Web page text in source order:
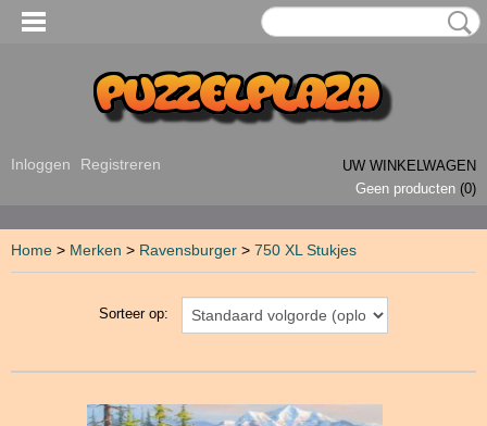
Inloggen Registreren
UW WINKELWAGEN
Geen producten (0)
Home > Merken > Ravensburger > 750 XL Stukjes
Sorteer op: